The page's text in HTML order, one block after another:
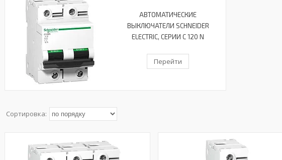
АВТОМАТИЧЕСКИЕ
ВЫКЛЮЧАТЕЛИ SCHNEIDER
ELECTRIC, СЕРИИ С 120 N
Перейти